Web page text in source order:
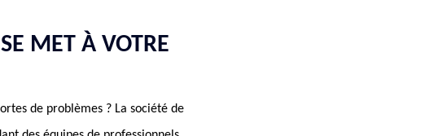
MET À VOTRE
de problèmes ? La société de